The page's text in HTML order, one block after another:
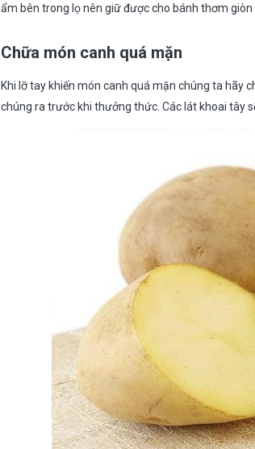
ẩm bên trong lọ nên giữ được cho bánh thơm giòn
Chữa món canh quá mặn
Khi lỡ tay khiến món canh quá mặn chúng ta hãy
chúng ra trước khi thưởng thức. Các lát khoai tây